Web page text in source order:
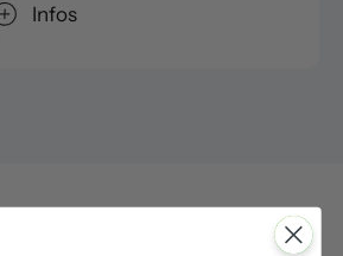
Infos